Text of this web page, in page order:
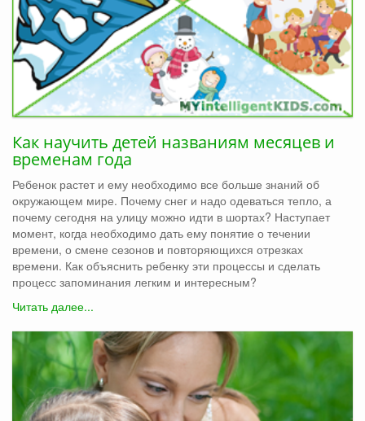
Как научить детей названиям месяцев и
временам года
Ребенок растет и ему необходимо все больше знаний об
окружающем мире. Почему снег и надо одеваться тепло, а
почему сегодня на улицу можно идти в шортах? Наступает
момент, когда необходимо дать ему понятие о течении
времени, о смене сезонов и повторяющихся отрезках
времени. Как объяснить ребенку эти процессы и сделать
процесс запоминания легким и интересным?
Читать далее...